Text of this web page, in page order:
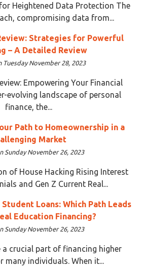
Heightened Data Protection The
compromising data from...
Strategies for Powerful
– A Detailed Review
Tuesday November 28, 2023
Empowering Your Financial
evolving landscape of personal
finance, the...
Path to Homeownership in a
Market
Sunday November 26, 2023
of House Hacking Rising Interest
and Gen Z Current Real...
Loans: Which Path Leads
Education Financing?
Sunday November 26, 2023
a crucial part of financing higher
many individuals. When it...